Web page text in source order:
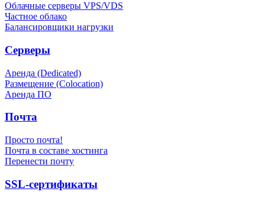
Облачные серверы VPS/VDS
Частное облако
Балансировщики нагрузки
Серверы
Аренда (Dedicated)
Размещение (Colocation)
Аренда ПО
Почта
Просто почта!
Почта в составе хостинга
Перенести почту
SSL-сертификаты